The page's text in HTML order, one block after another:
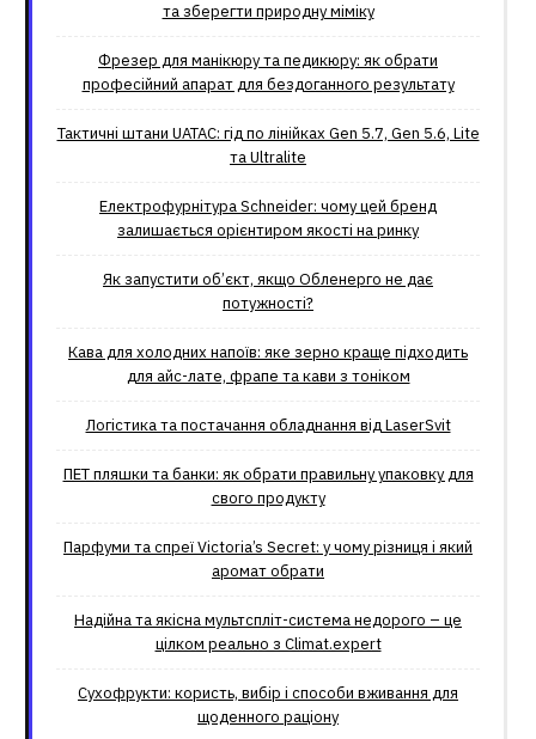
та зберегти природну міміку
Фрезер для манікюру та педикюру: як обрати
професійний апарат для бездоганного результату
Тактичні штани UATAC: гід по лінійках Gen 5.7, Gen 5.6, Lite
та Ultralite
Електрофурнітура Schneider: чому цей бренд
залишається орієнтиром якості на ринку
Як запустити об’єкт, якщо Обленерго не дає
потужності?
Кава для холодних напоїв: яке зерно краще підходить
для айс-лате, фрапе та кави з тоніком
Логістика та постачання обладнання від LaserSvit
ПЕТ пляшки та банки: як обрати правильну упаковку для
свого продукту
Парфуми та спреї Victoria’s Secret: у чому різниця і який
аромат обрати
Надійна та якісна мультспліт-система недорого – це
цілком реально з Climat.еxpert
Сухофрукти: користь, вибір і способи вживання для
щоденного раціону